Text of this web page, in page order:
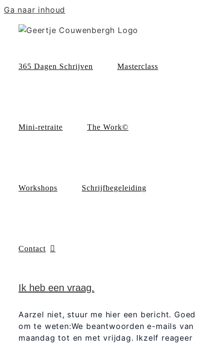
Ga naar inhoud
365 Dagen Schrijven Masterclass
Mini-retraite The Work©
Workshops Schrijfbegeleiding
Contact
Ik heb een vraag.
Aarzel niet, stuur me hier een bericht. Goed
om te weten:We beantwoorden e-mails van
maandag tot en met vrijdag. Ikzelf reageer